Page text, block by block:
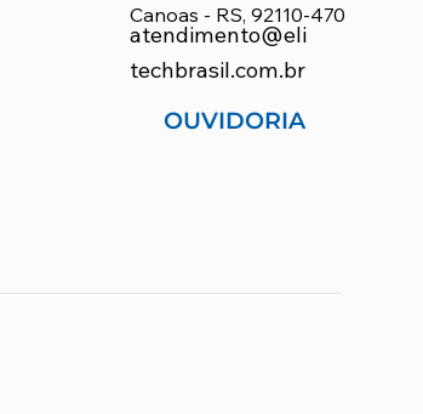
OUVIDORIA
Canoas - RS, 92110-470
atendimento@eli
techbrasil.com.br